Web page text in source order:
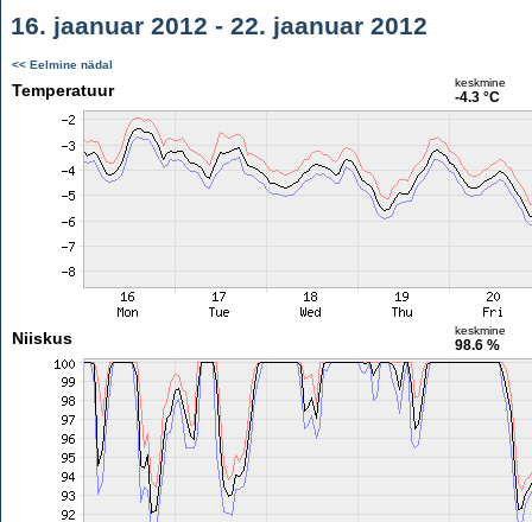
16. jaanuar 2012 - 22. jaanuar 2012
<< Eelmine nädal
Temperatuur keskmine
-4.3 °C
Niiskus keskmine
98.6 %